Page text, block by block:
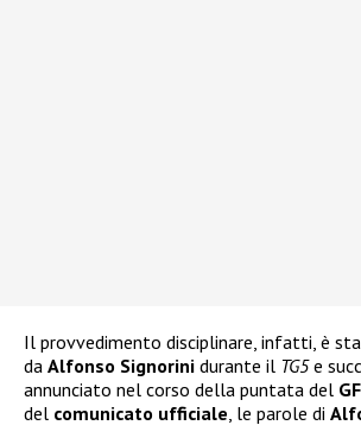
Il provvedimento disciplinare, infatti, è
da Alfonso Signorini durante il TG5e
annunciato nel corso della puntata del
del comunicato ufficiale, le parole di